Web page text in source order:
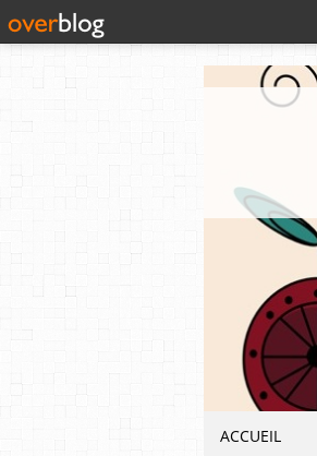
ACCUEIL